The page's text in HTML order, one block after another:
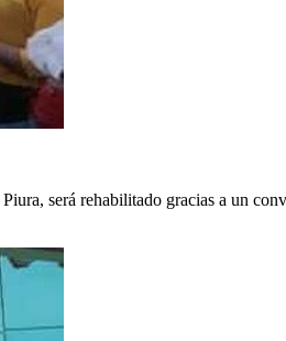
será rehabilitado gracias a un